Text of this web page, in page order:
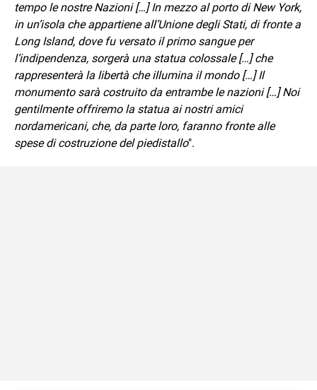
tempo le nostre Nazioni […] In mezzo al porto di New York,
in un’isola che appartiene all’Unione degli Stati, di fronte a
Long Island, dove fu versato il primo sangue per
l’indipendenza, sorgerà una statua colossale […] che
rappresenterà la libertà che illumina il mondo […] Il
monumento sarà costruito da entrambe le nazioni […] Noi
gentilmente offriremo la statua ai nostri amici
nordamericani, che, da parte loro, faranno fronte alle
spese di costruzione del piedistallo".